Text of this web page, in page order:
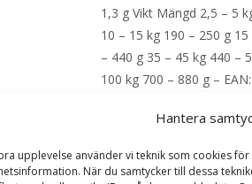
Hantera
upplevelse använder vi teknik som cookies
När du samtycker till dessa
1,3 g Vikt Mängd 2,5 – 5
10 – 15 kg 190 – 250 g
– 440 g 35 – 45 kg 440 –
100 kg 700 – 880 g –